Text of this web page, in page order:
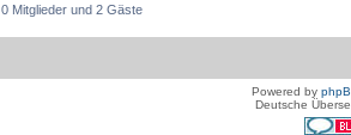
Mitglieder und 2 Gäste
Powered by
Deutsche